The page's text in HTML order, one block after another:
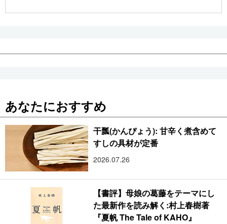
あなたにおすすめ
干瓢(かんぴょう): 甘辛く煮含めて
すしの具材が定番
2026.07.26
【書評】母娘の葛藤をテーマにし
た最新作を読み解く:村上春樹著
『夏帆 The Tale of KAHO』